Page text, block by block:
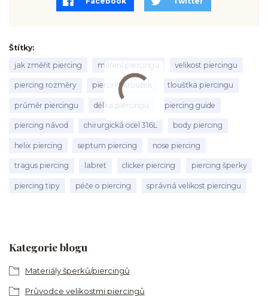
Kategorie blogu
Materiály šperků/piercingů
Průvodce velikostmi piercingů
Štítky
jak změřit piercing
měření piercingu velikost piercingu
piercing rozměry piercing kroužek tloušťka piercingu
průměr piercingu délka piercingu piercing guide
piercing návod chirurgická ocel 316L body piercing
helix piercing septum piercing nose piercing
tragus piercing labret clicker piercing piercing šperky
piercing tipy péče o piercing správná velikost piercingu